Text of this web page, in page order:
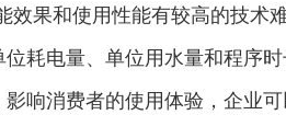
果和使用性能有较高的技术
耗电量、单位用水量和程序
响消费者的使用体验，企业